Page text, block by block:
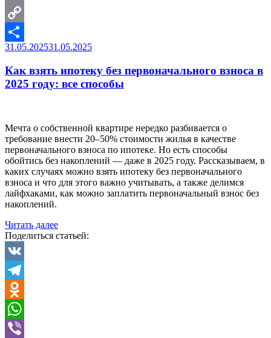
Email
Copy
Link
Отправить
Опубликовано
31.05.202531.05.2025
Как взять ипотеку без первоначального взноса в
2025 году: все способы
Мечта о собственной квартире нередко разбивается о
требование внести 20–50% стоимости жилья в качестве
первоначального взноса по ипотеке. Но есть способы
обойтись без накоплений — даже в 2025 году. Рассказываем, в
каких случаях можно взять ипотеку без первоначального
взноса и что для этого важно учитывать, а также делимся
лайфхаками, как можно заплатить первоначальный взнос без
накоплений.
Читать далее«Как
взять
Поделиться статьей:
VK
Telegram
Odnoklassniki
WhatsApp